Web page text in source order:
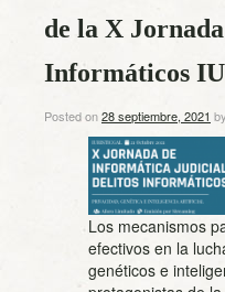
de la X
Informáticos
Posted on28 septiembre, 2021 by
Los mecanismos
efectivos en la
genéticos e